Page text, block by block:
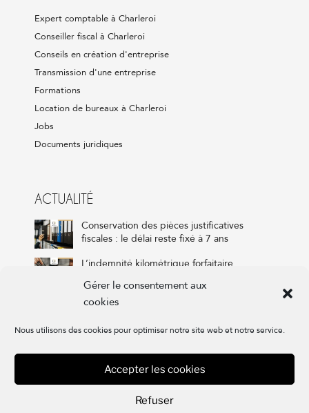
Gérer le consentement aux
cookies
Nous utilisons des cookies pour optimiser notre site web et notre service.
Accepter les cookies
Refuser
Expert comptable à Charleroi
Conseiller fiscal à Charleroi
Conseils en création d'entreprise
Transmission d'une entreprise
Formations
Location de bureaux à Charleroi
Jobs
Documents juridiques
ACTUALITÉ
Conservation des pièces justificatives
fiscales : le délai reste fixé à 7 ans
L’indemnité kilométrique forfaitaire,
VVPRbis et réserve de liquidation : que va
société ?
Conditions générales